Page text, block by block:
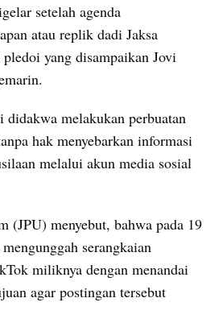
setelah agenda
atau replik dadi Jaksa
yang disampaikan Jovi
didakwa melakukan perbuatan
hak menyebarkan informasi
melalui akun media sosial
(JPU) menyebut, bahwa pada 19
serangkaian
miliknya dengan menandai
agar postingan tersebut